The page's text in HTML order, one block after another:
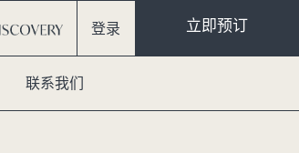
登录 立即预订
联系我们